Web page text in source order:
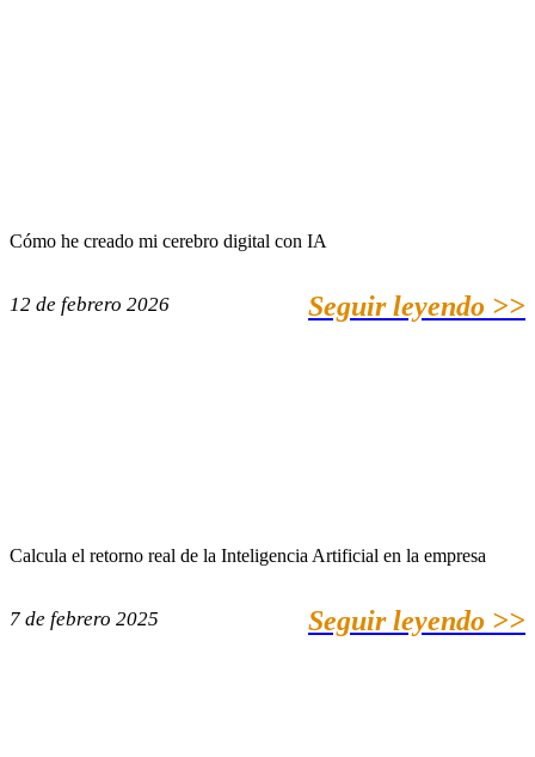
Cómo he creado mi cerebro digital con IA
12 de febrero 2026 Seguir leyendo >>
Calcula el retorno real de la Inteligencia Artificial en la empresa
7 de febrero 2025 Seguir leyendo >>